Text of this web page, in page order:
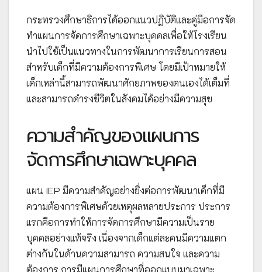
กระทรวงศึกษาธิการได้ออกแนวปฏิบัติและคู่มือการจัด
ทำแผนการจัดการศึกษาเฉพาะบุคคลเพื่อให้โรงเรียน
นำไปใช้เป็นแนวทางในการพัฒนาการเรียนการสอน
สำหรับเด็กที่มีความต้องการพิเศษ โดยมีเป้าหมายให้
เด็กเหล่านี้สามารถพัฒนาศักยภาพของตนเองได้เต็มที่
และสามารถดำรงชีวิตในสังคมได้อย่างมีความสุข
ความสำคัญของแผนการ
จัดการศึกษาเฉพาะบุคคล
แผน IEP มีความสำคัญอย่างยิ่งต่อการพัฒนาเด็กที่มี
ความต้องการพิเศษด้วยเหตุผลหลายประการ ประการ
แรกคือการทำให้การจัดการศึกษามีความเป็นราย
บุคคลอย่างแท้จริง เนื่องจากเด็กแต่ละคนมีความแตก
ต่างกันในด้านความสามารถ ความสนใจ และความ
ต้องการ การมีแผนการศึกษาที่ออกแบบมาเฉพาะ